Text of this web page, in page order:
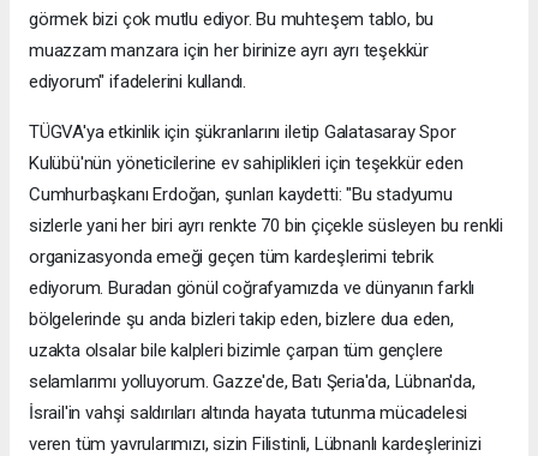
görmek bizi çok mutlu ediyor. Bu muhteşem tablo, bu
muazzam manzara için her birinize ayrı ayrı teşekkür
ediyorum" ifadelerini kullandı.
TÜGVA'ya etkinlik için şükranlarını iletip Galatasaray Spor
Kulübü'nün yöneticilerine ev sahiplikleri için teşekkür eden
Cumhurbaşkanı Erdoğan, şunları kaydetti: "Bu stadyumu
sizlerle yani her biri ayrı renkte 70 bin çiçekle süsleyen bu renkli
organizasyonda emeği geçen tüm kardeşlerimi tebrik
ediyorum. Buradan gönül coğrafyamızda ve dünyanın farklı
bölgelerinde şu anda bizleri takip eden, bizlere dua eden,
uzakta olsalar bile kalpleri bizimle çarpan tüm gençlere
selamlarımı yolluyorum. Gazze'de, Batı Şeria'da, Lübnan'da,
İsrail'in vahşi saldırıları altında hayata tutunma mücadelesi
veren tüm yavrularımızı, sizin Filistinli, Lübnanlı kardeşlerinizi